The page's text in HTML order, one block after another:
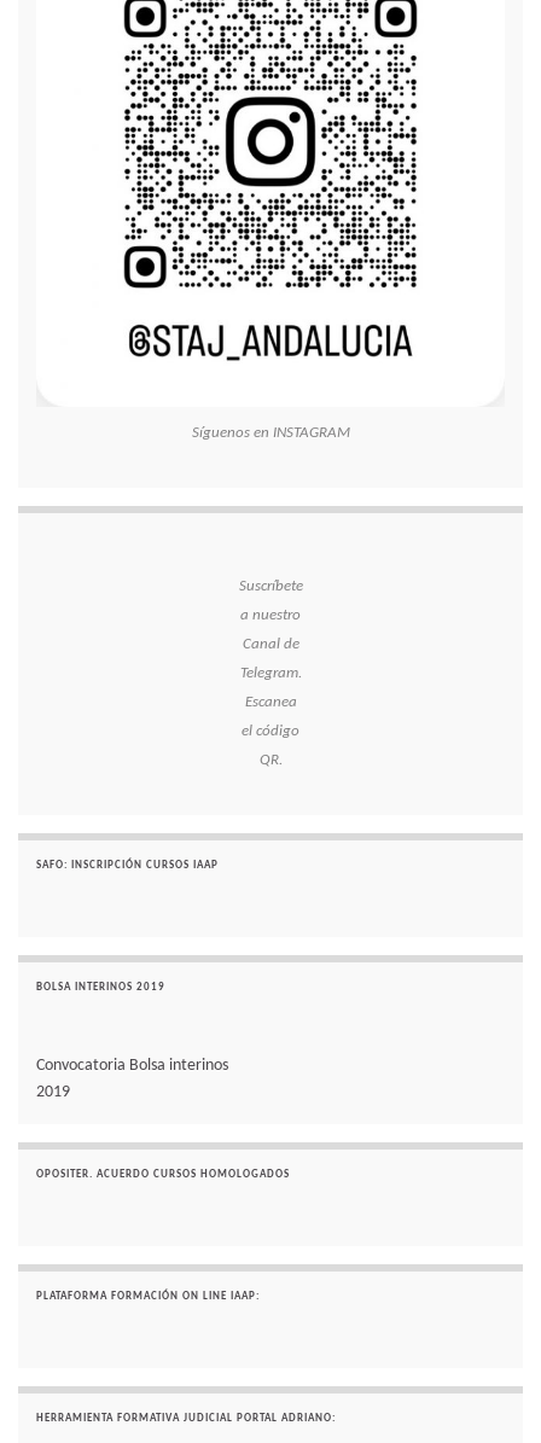
Síguenos en INSTAGRAM
Suscríbete
a nuestro
Canal de
Telegram.
Escanea
el código
QR.
SAFO: INSCRIPCIÓN CURSOS IAAP
BOLSA INTERINOS 2019
Convocatoria Bolsa interinos
2019
OPOSITER. ACUERDO CURSOS HOMOLOGADOS
PLATAFORMA FORMACIÓN ON LINE IAAP:
HERRAMIENTA FORMATIVA JUDICIAL PORTAL ADRIANO: